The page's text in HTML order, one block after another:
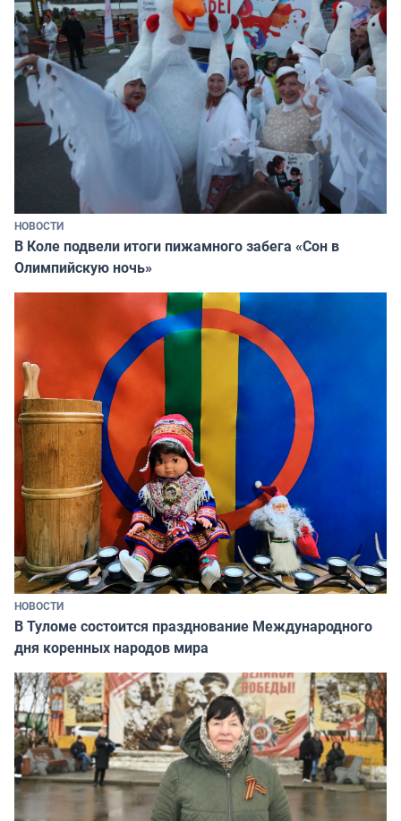
НОВОСТИ
В Коле подвели итоги пижамного забега «Сон в
Олимпийскую ночь»
НОВОСТИ
В Туломе состоится празднование Международного
дня коренных народов мира